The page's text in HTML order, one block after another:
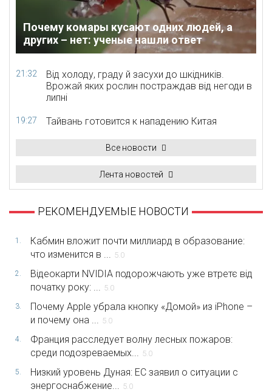
Почему комары кусают одних людей, а
других – нет: ученые нашли ответ
21:32
Від холоду, граду й засухи до шкідників.
Врожай яких рослин постраждав від негоди в
липні
19:27 Тайвань готовится к нападению Китая
Все новости
Лента новостей
РЕКОМЕНДУЕМЫЕ НОВОСТИ
1.
Кабмин вложит почти миллиард в образование:
что изменится в ... 5.0
2.
Відеокарти NVIDIA подорожчають уже втретє від
початку року: ... 5.0
3.
Почему Apple убрала кнопку «Домой» из iPhone –
и почему она ... 5.0
4.
Франция расследует волну лесных пожаров:
среди подозреваемых... 5.0
5.
Низкий уровень Дуная: ЕС заявил о ситуации с
энергоснабжение... 5.0